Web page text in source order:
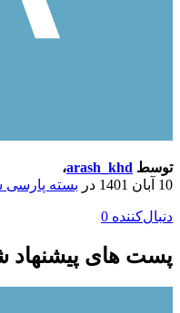
توسط arash_khd،
10 آبان 1401
در بسته پارسی
دنبال‌کننده 0
پست های پیشنهاد